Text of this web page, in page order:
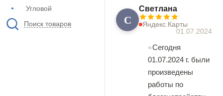
Угловой
Поиск товаров
С
Светлана
Яндекс.Карты
01.07.2024
Сегодня
01.07.2024 г. были
произведены
работы по